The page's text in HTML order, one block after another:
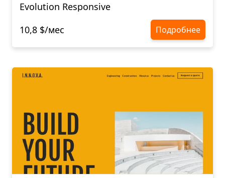
Evolution Responsive
10,8 $/мес
Подробнее